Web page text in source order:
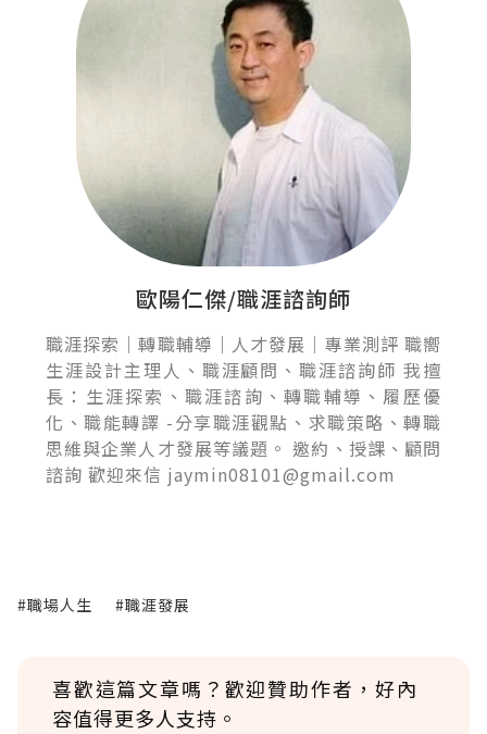
歐陽仁傑/職涯諮詢師
職涯探索｜轉職輔導｜人才發展｜專業測評 職嚮
生涯設計主理人、職涯顧問、職涯諮詢師 我擅
長：生涯探索、職涯諮詢、轉職輔導、履歷優
化、職能轉譯 -分享職涯觀點、求職策略、轉職
思維與企業人才發展等議題。 邀約、授課、顧問
諮詢 歡迎來信 jaymin08101@gmail.com
#職場人生 #職涯發展
喜歡這篇文章嗎？歡迎贊助作者，好內
容值得更多人支持。